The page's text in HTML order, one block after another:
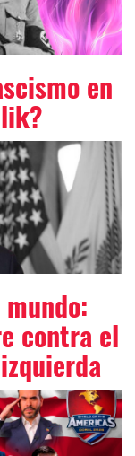
en
contra el